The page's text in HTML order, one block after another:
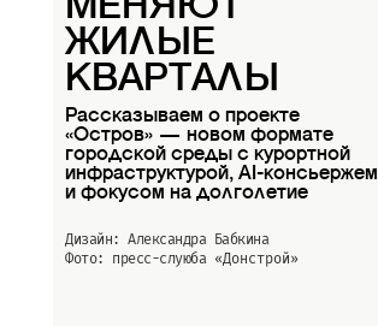
МЕНЯЮТ
ЖИЛЫЕ
КВАРТАЛЫ
Рассказываем о проекте
«Остров» — новом формате
городской среды с курортной
инфраструктурой, AI-консьержем
и фокусом на долголетие
Дизайн: Александра Бабкина
Фото: пресс-слуюба «Донстрой»